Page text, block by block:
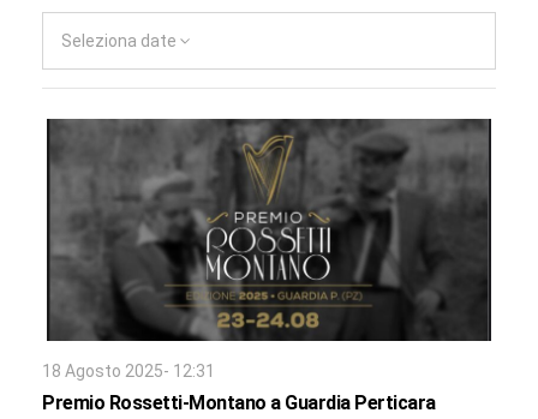
Seleziona date
18 Agosto 2025- 12:31
Premio Rossetti-Montano a Guardia Perticara